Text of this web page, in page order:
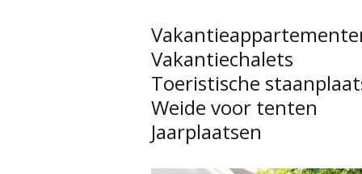
Vakantiechalets
Toeristische
Weide voor tenten
Jaarplaatsen